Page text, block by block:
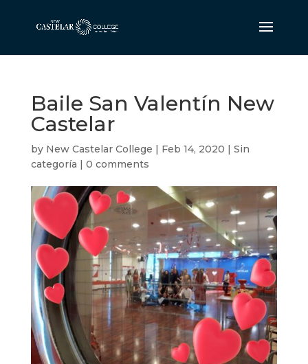
Baile San Valentín New
Castelar
by New Castelar College | Feb 14, 2020 | Sin
categoría | 0 comments